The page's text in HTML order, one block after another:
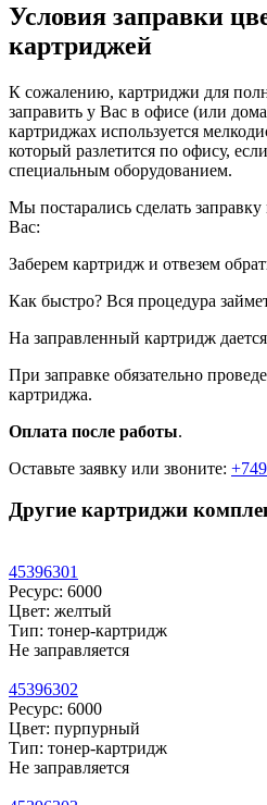
Условия заправки
картриджей
К сожалению, картриджи для
заправить у Вас в офисе (или
картриджах используется
который разлетится по офису,
специальным оборудованием.
Мы постарались сделать
Вас:
Заберем картридж и отвезем
Как быстро? Вся процедура
На заправленный картридж дается
При заправке обязательно
картриджа.
Оплата после работы.
Оставьте заявку или звоните:
Другие картриджи
45396301
Ресурс: 6000
Цвет: желтый
Тип: тонер-картридж
Не заправляется
45396302
Ресурс: 6000
Цвет: пурпурный
Тип: тонер-картридж
Не заправляется